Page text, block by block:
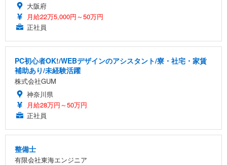
大阪府
月給22万5,000円～50万円
正社員
PC初心者OK!/WEBデザインのアシスタント/寮・社宅・家賃
補助あり/未経験活躍
株式会社GUM
神奈川県
月給28万円～50万円
正社員
整備士
有限会社東海エンジニア